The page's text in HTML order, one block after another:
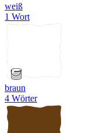
weiß
1 Wort
braun
4 Wörter